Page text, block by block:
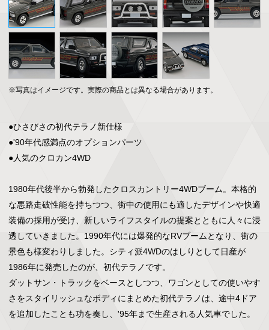
※写真はイメージです。実際の商品とは異なる場合があります。
●ひさびさの初代テラノ新仕様
●'90年代感満点のオプションパーツ
●人気のクロカン4WD
1980年代後半から勃発したクロスカントリー4WDブーム。本格的
な悪路走破性能を持ちつつ、街中の使用にも適したデザインや快適
装備の採用が受け、新しいライフスタイルの提案とともに人々に浸
透していきました。1990年代には爆発的なRVブームとなり、街の
景色も様変わりしました。シティ派4WDのはしりとして日産が
1986年に発売したのが、初代テラノです。
ダットサン・トラックをベースとしつつ、ワゴンとしての使いやす
さをスタイリッシュなボディにまとめた初代テラノは、途中4ドア
を追加したことも功を奏し、'95年まで生産される人気車でした。